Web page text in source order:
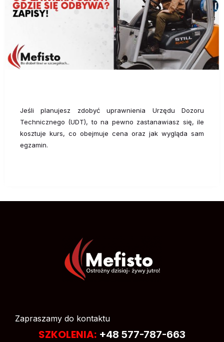
Jeśli planujesz zdobyć uprawnienia Urzędu Dozoru
Technicznego (UDT), to na pewno zastanawiasz się, ile
kosztuje kurs, co obejmuje cena oraz jak wygląda sam
egzamin.
Zapraszamy do kontaktu
SZKOLENIA: +48 577-787-663